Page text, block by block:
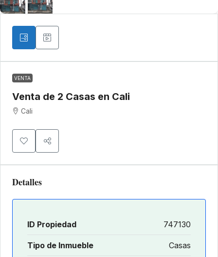
VENTA
Venta de 2 Casas en Cali
Cali
Detalles
ID Propiedad 747130
Tipo de Inmueble Casas